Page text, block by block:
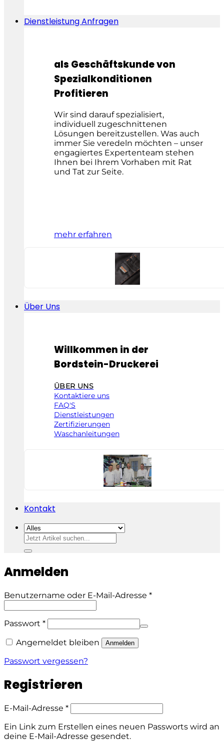
Dienstleistung Anfragen
als Geschäftskunde von
Spezialkonditionen
Profitieren
Wir sind darauf spezialisiert,
individuell zugeschnittenen
Lösungen bereitzustellen. Was auch
immer Sie veredeln möchten – unser
engagiertes Expertenteam stehen
Ihnen bei Ihrem Vorhaben mit Rat
und Tat zur Seite.
mehr erfahren
Über Uns
Willkommen in der
Bordstein-Druckerei
ÜBER UNS
Kontaktiere uns
FAQ'S
Dienstleistungen
Zertifizierungen
Waschanleitungen
Kontakt
Suchen
nach:
Anmelden
Benutzername oder E-Mail-Adresse *Erforderlich
Passwort *Erforderlich
Alternative:
Angemeldet bleiben Anmelden
Passwort vergessen?
Registrieren
E-Mail-Adresse *Erforderlich
Ein Link zum Erstellen eines neuen Passworts wird an
deine E-Mail-Adresse gesendet.